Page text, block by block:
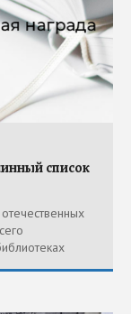
список